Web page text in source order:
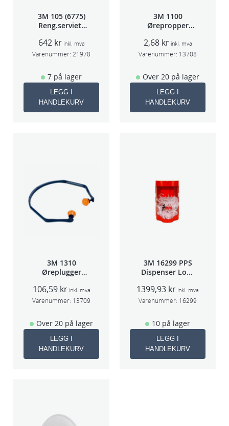
3M 105 (6775)
Reng.serviett
642 kr inkl. mva
Varenummer: 21978
7 på lager
LEGG I
HANDLEKURV
3M 1100
Ørepropper
2,68 kr inkl. mva
Varenummer: 13708
Over 20 på lager
LEGG I
HANDLEKURV
3M 1310
Øreplugger
106,59 kr inkl. mva
Varenummer: 13709
Over 20 på lager
LEGG I
HANDLEKURV
3M 16299 PPS
Dispenser Lokk
Midi)
1399,93 kr inkl. mva
Varenummer: 16299
10 på lager
LEGG I
HANDLEKURV